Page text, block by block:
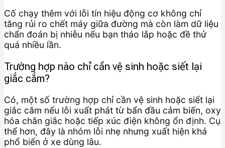
Cố chạy thêm với lỗi tín hiệu động cơ không chỉ
tăng rủi ro chết máy giữa đường mà còn làm dữ liệu
chẩn đoán bị nhiễu nếu bạn tháo lắp hoặc đề thử
quá nhiều lần.
Trường hợp nào chỉ cần vệ sinh hoặc siết lại
giắc cắm?
Có, một số trường hợp chỉ cần vệ sinh hoặc siết lại
giắc cắm nếu lỗi xuất phát từ bẩn đầu cảm biến, oxy
hóa chân giắc hoặc tiếp xúc điện không ổn định. Cụ
thể hơn, đây là nhóm lỗi nhẹ nhưng xuất hiện khá
phổ biến ở xe dùng lâu.